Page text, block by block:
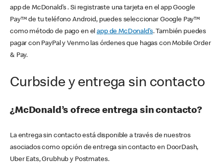
app de McDonald’s . Si registraste una tarjeta en el app Google
Pay™ de tu teléfono Android, puedes seleccionar Google Pay™
como método de pago en elapp de McDonald’s. También puedes
pagar con PayPal y Venmo las órdenes que hagas con Mobile Order
& Pay.
Curbside y entrega sin contacto
¿McDonald’s ofrece entrega sin contacto?
La entrega sin contacto está disponible a través de nuestros
asociados como opción de entrega sin contacto en DoorDash,
Uber Eats, Grubhub y Postmates.